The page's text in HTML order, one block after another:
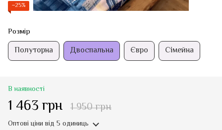
−25%
Розмір
Полуторна Двоспальна Євро Сімейна
В наявності
1 463 грн 1 950 грн
Оптові ціни від 5 одиниць